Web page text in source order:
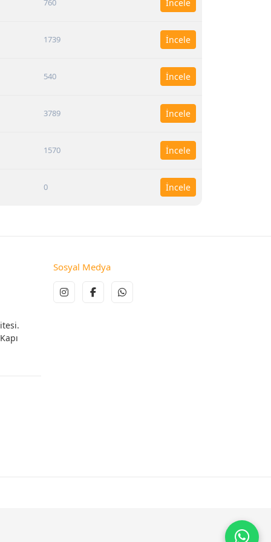
760 İncele
1739 İncele
540 İncele
3789 İncele
1570 İncele
0 İncele
Sosyal Medya